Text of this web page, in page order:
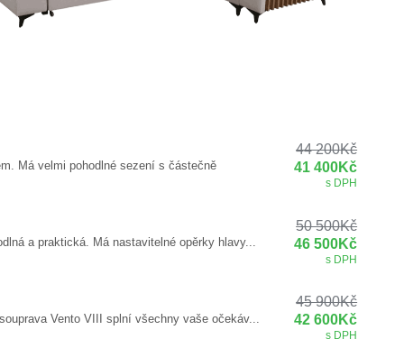
Má velmi pohodlné sezení s částečně
44 200Kč
41 400Kč
s DPH
a praktická. Má nastavitelné opěrky hlavy...
50 500Kč
46 500Kč
s DPH
Vento VIII splní všechny vaše očekáv...
45 900Kč
42 600Kč
s DPH